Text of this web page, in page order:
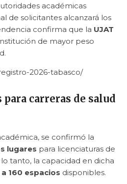
académicas
de solicitantes alcanzará los
confirma que la UJAT
de mayor peso
2026-tabasco/
para carreras de salud
se confirmó la
lugares para licenciaturas de
lo tanto, la capacidad en dicha
a 160 espacios disponibles.